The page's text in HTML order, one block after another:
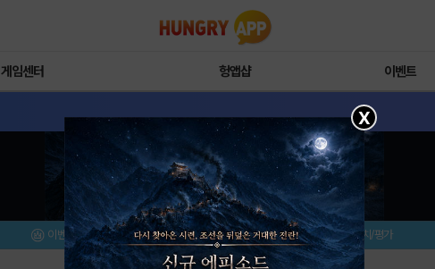
게임센터 헝앱샵 이벤트
이벤트/미션 설치/평가
X